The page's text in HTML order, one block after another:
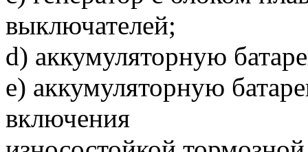
выключателей;
d) аккумуляторную
e) аккумуляторную
включения